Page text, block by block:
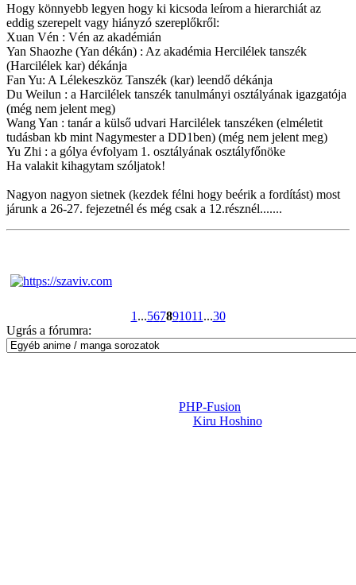
Hogy könnyebb legyen hogy ki kicsoda leírom a hierarchiát az
eddig szerepelt vagy hiányzó szereplőkről:
Xuan Vén : Vén az akadémián
Yan Shaozhe (Yan dékán) : Az akadémia Hercilélek tanszék
(Harcilélek kar) dékánja
Fan Yu: A Lélekeszköz Tanszék (kar) leendő dékánja
Du Weilun : a Harcilélek tanszék tanulmányi osztályának igazgatója
(még nem jelent meg)
Wang Yan : tanár a külső udvari Harcilélek tanszéken (elméletit
tudásban kb mint Nagymester a DD1ben) (még nem jelent meg)
Yu Zhi : a gólya évfolyam 1. osztályának osztályfőnöke
Ha valakit kihagytam szóljatok!
Nagyon nagyon sietnek (kezdek félni hogy beérik a fordítást) most
járunk a 26-27. fejezetnél és még csak a 12.résznél.......
1 ...567891011 ...30
Ugrás a fórumra:
PHP-Fusion
Kiru Hoshino